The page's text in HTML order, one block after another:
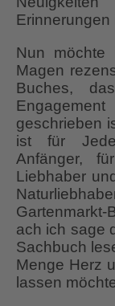
Erinnerungen
Nun möchte
Magen
Buches,
geschrieben
ist für
Anfänger,
Liebhaber
ach ich sage
Sachbuch
Menge Herz
lassen